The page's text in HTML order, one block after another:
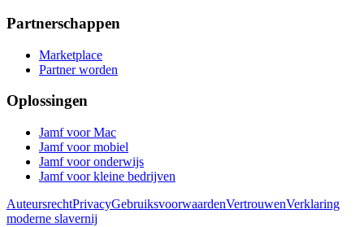
Partnerschappen
Marketplace
Partner worden
Oplossingen
Jamf voor Mac
Jamf voor mobiel
Jamf voor onderwijs
Jamf voor kleine bedrijven
AuteursrechtPrivacyGebruiksvoorwaardenVertrouwenVerklaring
moderne slavernij